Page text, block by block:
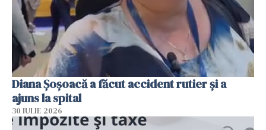
Diana Șoșoacă a făcut accident rutier și a
ajuns la spital
30 IULIE 2026